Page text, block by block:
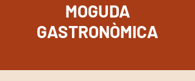
MOGUDA
GASTRONÒMICA